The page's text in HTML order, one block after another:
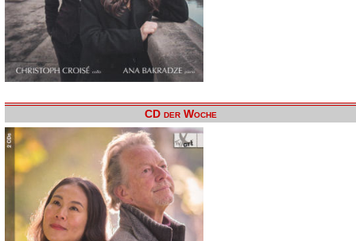
CD der Woche